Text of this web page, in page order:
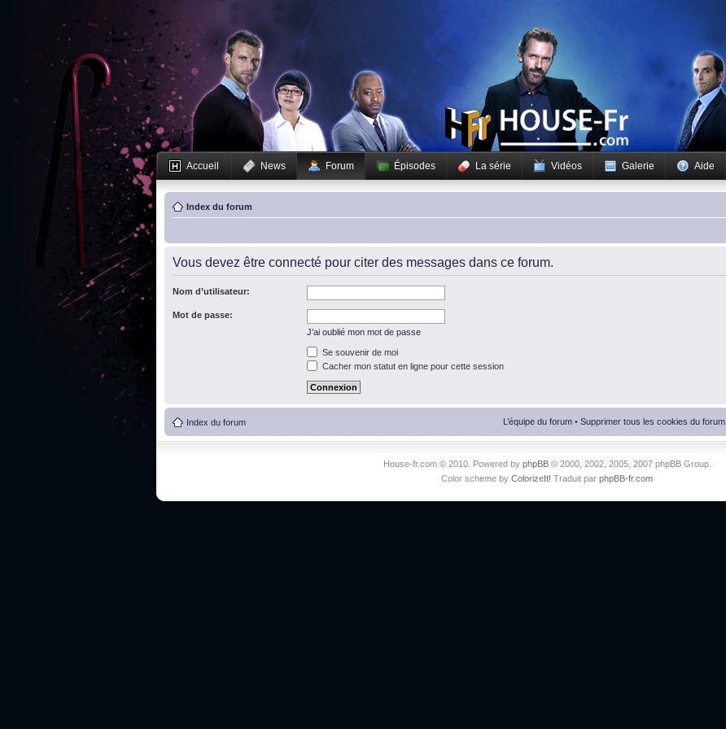
Accueil News Forum Épisodes La série Vidéos Galerie Aide
Index du forum
Vous devez être connecté pour citer des messages dans ce forum.
Nom d’utilisateur:
Mot de passe:
J’ai oublié mon mot de passe
Se souvenir de moi
Cacher mon statut en ligne pour cette session
Index du forum L’équipe du forum • Supprimer tous les cookies du forum
House-fr.com © 2010. Powered by phpBB© 2000, 2002, 2005, 2007 phpBB Group.
Color scheme by ColorizeIt! Traduit par phpBB-fr.com